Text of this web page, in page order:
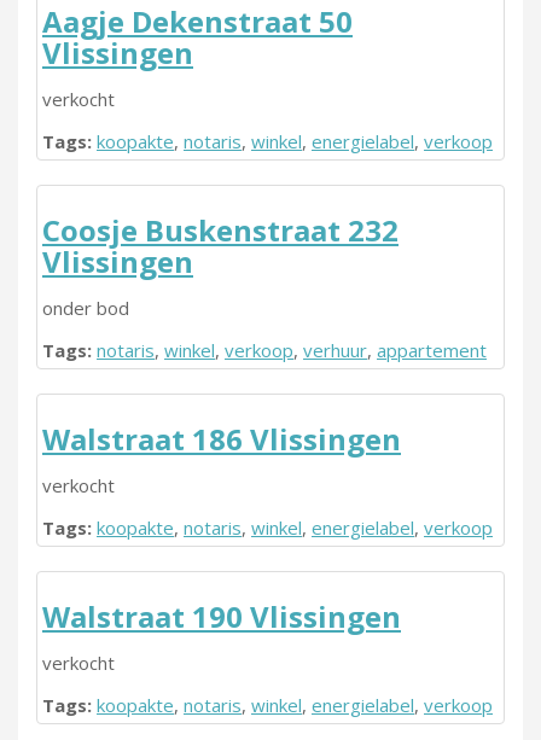
Aagje Dekenstraat 50
Vlissingen
verkocht
Tags: koopakte, notaris, winkel, energielabel, verkoop
Coosje Buskenstraat 232
Vlissingen
onder bod
Tags: notaris, winkel, verkoop, verhuur, appartement
Walstraat 186 Vlissingen
verkocht
Tags: koopakte, notaris, winkel, energielabel, verkoop
Walstraat 190 Vlissingen
verkocht
Tags: koopakte, notaris, winkel, energielabel, verkoop